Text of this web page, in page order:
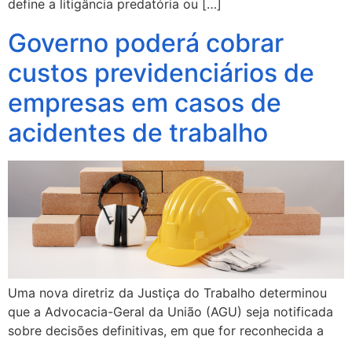
define a litigância predatória ou […]
Governo poderá cobrar
custos previdenciários de
empresas em casos de
acidentes de trabalho
Uma nova diretriz da Justiça do Trabalho determinou
que a Advocacia-Geral da União (AGU) seja notificada
sobre decisões definitivas, em que for reconhecida a